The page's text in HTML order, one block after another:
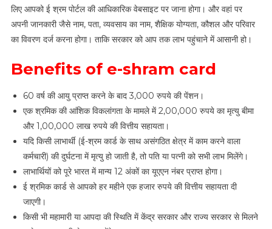
लिए आपको ई श्रम पोर्टल की आधिकारिक वेबसाइट पर जाना होगा। और वहां पर
अपनी जानकारी जैसे नाम, पता, व्यवसाय का नाम, शैक्षिक योग्यता, कौशल और परिवार
का विवरण दर्ज करना होगा। ताकि सरकार को आप तक लाभ पहुंचाने में आसानी हो।
Benefits of e-shram card
60 वर्ष की आयु प्राप्त करने के बाद 3,000 रुपये की पेंशन।
एक श्रमिक की आंशिक विकलांगता के मामले में 2,00,000 रुपये का मृत्यु बीमा
और 1,00,000 लाख रुपये की वित्तीय सहायता।
यदि किसी लाभार्थी (ई-श्रम कार्ड के साथ असंगठित क्षेत्र में काम करने वाला
कर्मचारी) की दुर्घटना में मृत्यु हो जाती है, तो पति या पत्नी को सभी लाभ मिलेंगे।
लाभार्थियों को पूरे भारत में मान्य 12 अंकों का यूएएन नंबर प्राप्त होगा।
ई श्रमिक कार्ड से आपको हर महीने एक हजार रुपये की वित्तीय सहायता दी
जाएगी।
किसी भी महामारी या आपदा की स्थिति में केंद्र सरकार और राज्य सरकार से मिलने